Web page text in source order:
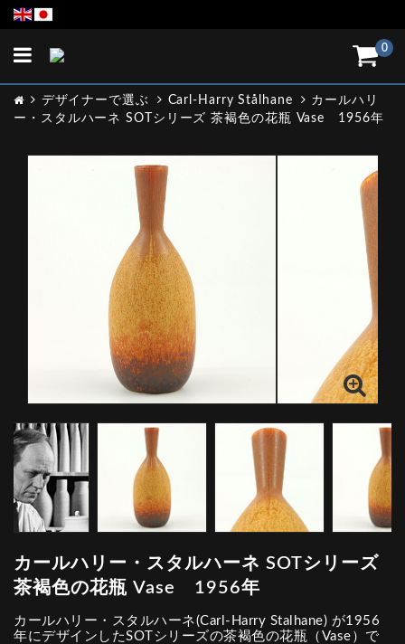
0
Toggle
デザイナーで選ぶ Carl-Harry Stålhane
カールハリ
ー・スタルハーネ SOTシリーズ 茶褐色の花瓶 Vase 1956年
カールハリー・スタルハーネ SOTシリーズ
茶褐色の花瓶 Vase 1956年
カールハリー・スタルハーネ(Carl-Harry Stalhane) が1956
年にデザインしたSOTシリーズの茶褐色の花瓶（Vase）で